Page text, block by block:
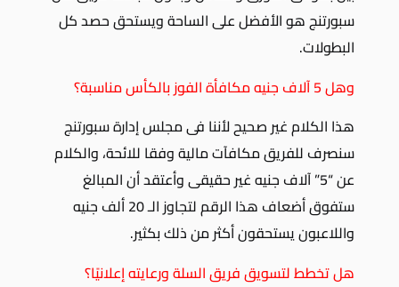
سبورتنج هو الأفضل على الساحة ويستحق حصد كل
البطولات.
وهل 5 آلاف جنيه مكافأة الفوز بالكأس مناسبة؟
هذا الكلام غير صحيح لأننا فى مجلس إدارة سبورتنج
سنصرف للفريق مكافآت مالية وفقا للائحة، والكلام
عن “5” آلاف جنيه غير حقيقى وأعتقد أن المبالغ
ستفوق أضعاف هذا الرقم لتجاوز الـ 20 ألف جنيه
واللاعبون يستحقون أكثر من ذلك بكثير.
هل تخطط لتسويق فريق السلة ورعايته إعلانيًا؟